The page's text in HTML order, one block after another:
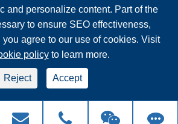
Technology Co., Ltd.
맵 | 개인 정보 보호 정책
and personalize content. Part of the
to ensure SEO effectiveness,
you agree to our use of cookies. Visit
policyto learn more.
Reject Accept